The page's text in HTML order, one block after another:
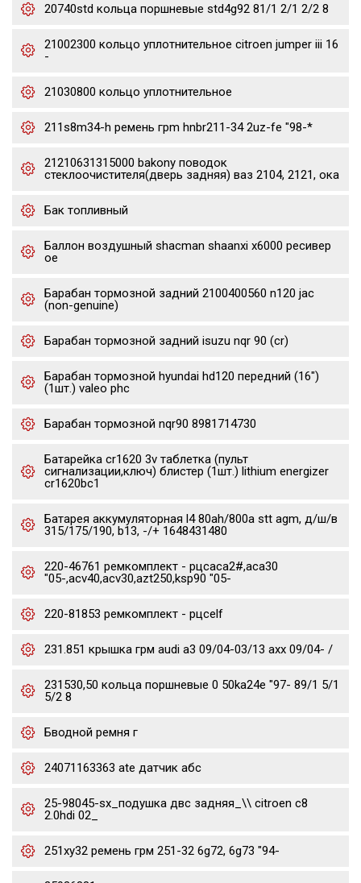
20740std кольца поршневые std4g92 81/1 2/1 2/2 8
21002300 кольцо уплотнительное citroen jumper iii 16
-
21030800 кольцо уплотнительное
211s8m34-h ремень грm hnbr211-34 2uz-fe "98-*
21210631315000 bakony поводок
стеклоочистителя(дверь задняя) ваз 2104, 2121, ока
Бак топливный
Баллон воздушный shacman shaanxi x6000 ресивер
oe
Барабан тормозной задний 2100400560 n120 jac
(non-genuine)
Барабан тормозной задний isuzu nqr 90 (cr)
Барабан тормозной hyundai hd120 передний (16")
(1шт.) valeo phc
Барабан тормозной nqr90 8981714730
Батарейка cr1620 3v таблетка (пульт
сигнализации,ключ) блистер (1шт.) lithium energizer
cr1620bc1
Батарея аккумуляторная l4 80ah/800a stt agm, д/ш/в
315/175/190, b13, -/+ 1648431480
220-46761 ремкомплект - рцсaca2#,aca30
"05-,acv40,acv30,azt250,ksp90 "05-
220-81853 ремкомплект - рцсelf
231.851 крышка грм audi a3 09/04-03/13 axx 09/04- /
231530,50 кольца поршневые 0 50ka24e "97- 89/1 5/1
5/2 8
Бводной ремня г
24071163363 ate датчик абс
25-98045-sx_подушка двс задняя_\\ citroen c8
2.0hdi 02_
251xy32 ремень грм 251-32 6g72, 6g73 "94-